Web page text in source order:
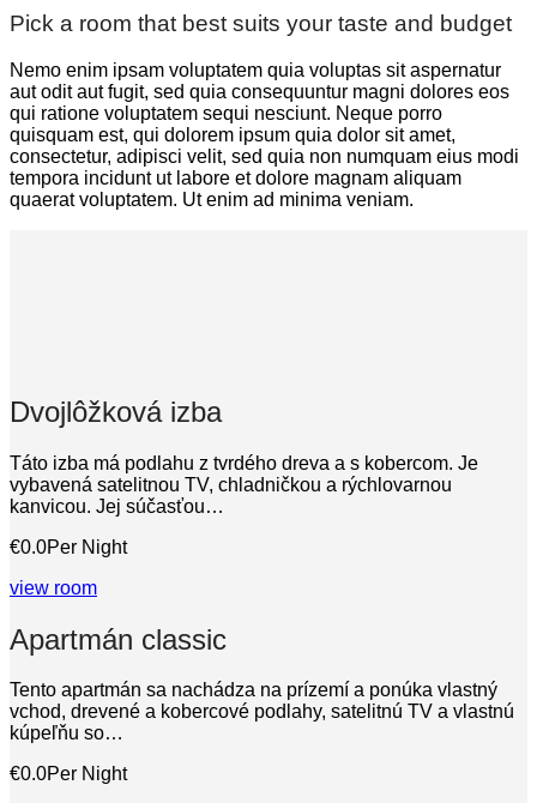
Pick a room that best suits your taste and budget
Nemo enim ipsam voluptatem quia voluptas sit aspernatur
aut odit aut fugit, sed quia consequuntur magni dolores eos
qui ratione voluptatem sequi nesciunt. Neque porro
quisquam est, qui dolorem ipsum quia dolor sit amet,
consectetur, adipisci velit, sed quia non numquam eius modi
tempora incidunt ut labore et dolore magnam aliquam
quaerat voluptatem. Ut enim ad minima veniam.
Dvojlôžková izba
Táto izba má podlahu z tvrdého dreva a s kobercom. Je
vybavená satelitnou TV, chladničkou a rýchlovarnou
kanvicou. Jej súčasťou…
€0.0Per Night
view room
Apartmán classic
Tento apartmán sa nachádza na prízemí a ponúka vlastný
vchod, drevené a kobercové podlahy, satelitnú TV a vlastnú
kúpeľňu so…
€0.0Per Night